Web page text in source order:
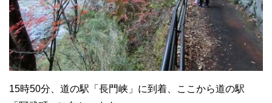
15時50分、道の駅「長門峡」に到着、ここから道の駅